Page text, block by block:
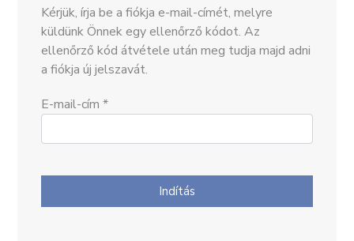
Kérjük, írja be a fiókja e-mail-címét, melyre
küldünk Önnek egy ellenőrző kódot. Az
ellenőrző kód átvétele után meg tudja majd adni
a fiókja új jelszavát.
E-mail-cím *
Indítás